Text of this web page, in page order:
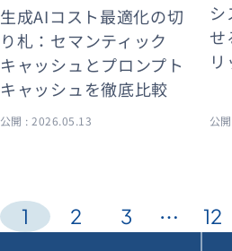
生成AIコスト最適化の切
り札：セマンティック
キャッシュとプロンプト
キャッシュを徹底比較
公開 : 2026.05.13
シ
せ
公
1 2 3 … 12